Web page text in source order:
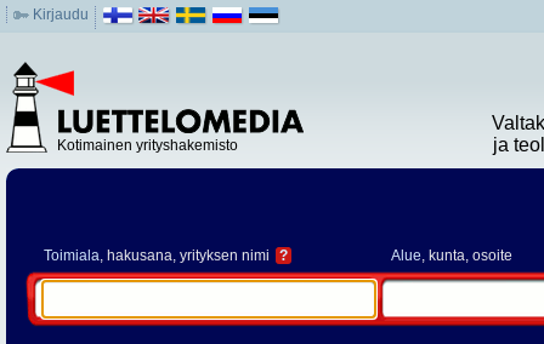
Kirjaudu
Kotimainen yrityshakemisto
ja
Toimiala, hakusana, yrityksen nimi ? Alue, kunta, osoite